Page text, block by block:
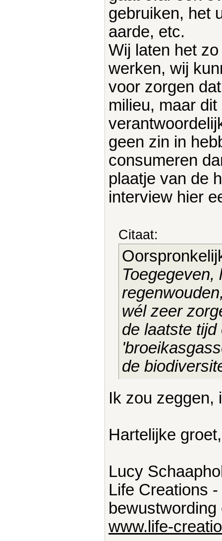
gebruiken, het
aarde, etc.
Wij laten het
werken, wij
voor zorgen
milieu, maar
geen zin in
consumeren
plaatje van de
interview hier
Citaat:
wél zeer
de laatste
de
Ik zou zeggen,
Hartelijke groet,
Lucy
Life Creations
www.life-